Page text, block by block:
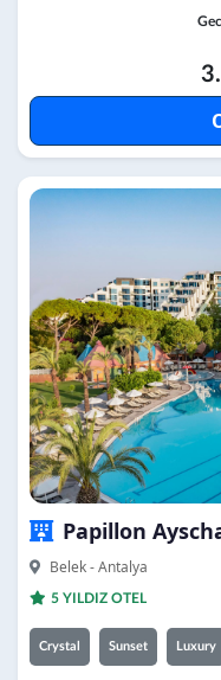
Papillon
Belek - Antalya
5 YILDIZ OTEL
Crystal Sunset Luxury